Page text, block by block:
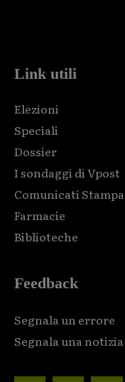
Link utili
Elezioni
Speciali
Dossier
I sondaggi di Vpost
Comunicati Stampa
Farmacie
Biblioteche
Feedback
Segnala un errore
Segnala una notizia